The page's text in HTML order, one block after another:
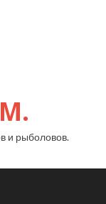
и рыболовов.